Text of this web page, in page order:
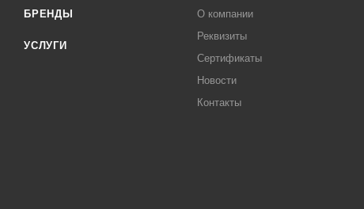
БРЕНДЫ
УСЛУГИ
О компании
Реквизиты
Сертификаты
Новости
Контакты